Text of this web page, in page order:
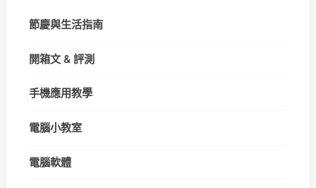
節慶與生活指南
開箱文 & 評測
手機應用教學
電腦小教室
電腦軟體